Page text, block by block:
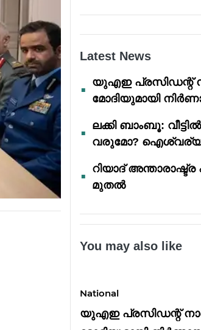
Latest News
യുഎഇ പ്രസിഡന്റ്
മോദിയുമായി
ലക്കി ബാംബൂ:
വരുമോ?
റിയാദ്
മുതൽ
You may also like
National
യുഎഇ പ്രസിഡന്റ്